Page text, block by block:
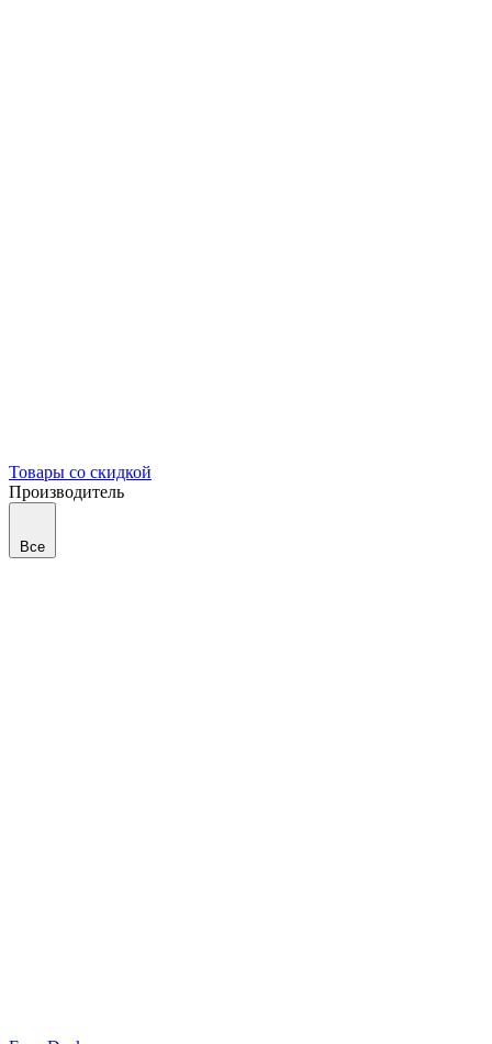
Товары со скидкой
Производитель
Все